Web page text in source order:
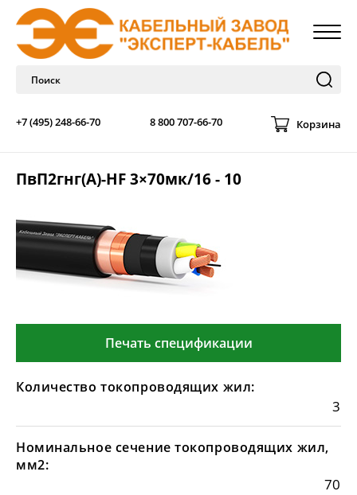
+7 (495) 248-66-70 8 800 707-66-70 Корзина
ПвП2гнг(А)-HF 3×70мк/16 - 10
Печать спецификации
Количество токопроводящих жил:
3
Номинальное сечение токопроводящих жил,
мм2:
70